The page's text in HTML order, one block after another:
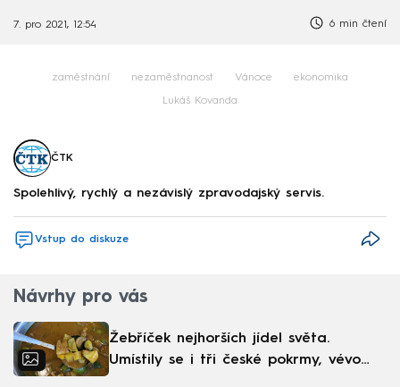
7. pro 2021, 12:54 6 min čtení
zaměstnání nezaměstnanost Vánoce ekonomika
Lukáš Kovanda
ČTK
Spolehlivý, rychlý a nezávislý zpravodajský servis.
Vstup do diskuze
Návrhy pro vás
Žebříček nejhorších jídel světa.
Umístily se i tři české pokrmy, vévodí